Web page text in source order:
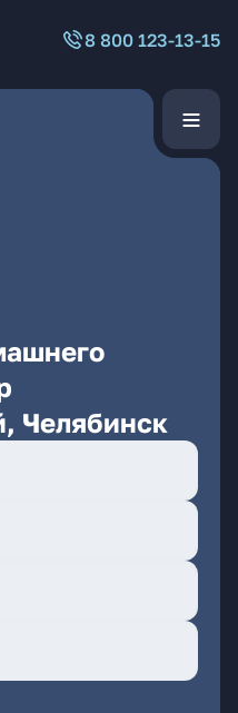
8 800 123-13-15
Челябинск